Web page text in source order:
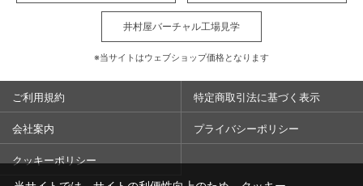
井村屋バーチャル工場見学
※当サイトはウェブショップ価格となります
ご利用規約 特定商取引法に基づく表示
会社案内 プライバシーポリシー
クッキーポリシー